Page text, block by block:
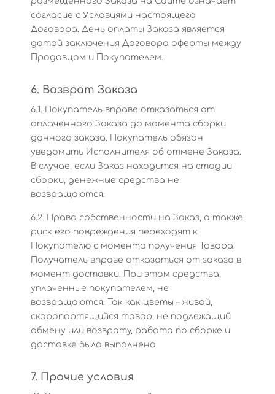
согласие с Условиями настоящего
Договора. День оплаты Заказа является
датой заключения Договора оферты между
Продавцом и Покупателем.
6. Возврат Заказа
6.1. Покупатель вправе отказаться от
оплаченного Заказа до момента сборки
данного заказа. Покупатель обязан
уведомить Исполнителя об отмене Заказа.
В случае, если Заказ находится на стадии
сборки, денежные средства не
возвращаются.
6.2. Право собственности на Заказ, а также
риск его повреждения переходят к
Покупателю с момента получения Товара.
Получатель вправе отказаться от заказа в
момент доставки. При этом средства,
уплаченные покупателем, не
возвращаются. Так как цветы – живой,
скоропортящийся товар, не подлежащий
обмену или возврату, работа по сборке и
доставке была выполнена.
7. Прочие условия